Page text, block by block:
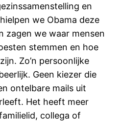
en
we Obama deze
zagen we waar mensen
stemmen en hoe
Zo’n persoonlijke
Geen kiezer die
ontelbare mails uit
Het heeft meer
collega of